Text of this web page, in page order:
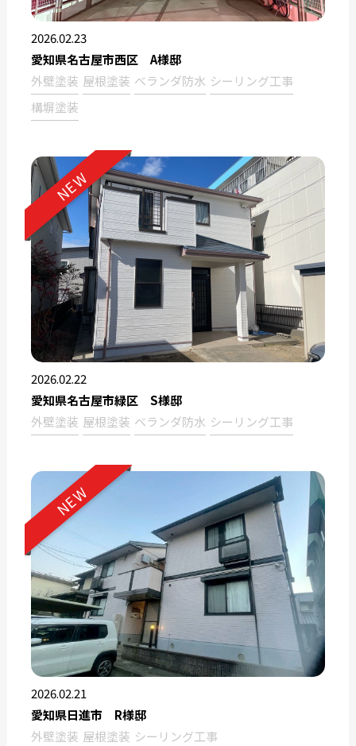
2026.02.23
愛知県名古屋市西区 A様邸
外壁塗装 屋根塗装 ベランダ防水 シーリング工事
構塀塗装
2026.02.22
愛知県名古屋市緑区 S様邸
外壁塗装 屋根塗装 ベランダ防水 シーリング工事
NEW
2026.02.21
愛知県日進市 R様邸
外壁塗装 屋根塗装 シーリング工事
NEW